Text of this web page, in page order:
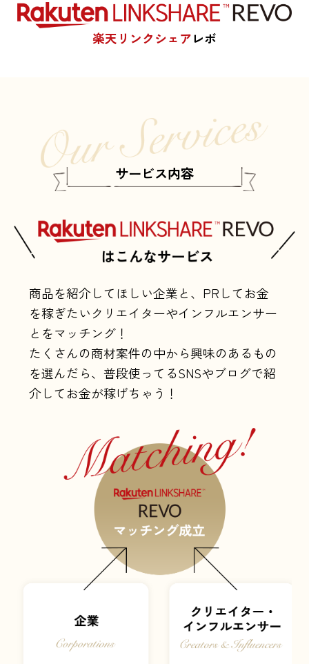
楽天リンクシェアレボ
サービス内容
商品を紹介してほしい企業と、PRしてお金
を稼ぎたいクリエイターやインフルエンサー
とをマッチング！
たくさんの商材案件の中から興味のあるもの
を選んだら、普段使ってるSNSやブログで紹
介してお金が稼げちゃう！